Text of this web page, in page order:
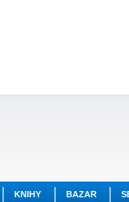
KNIHY BAZAR